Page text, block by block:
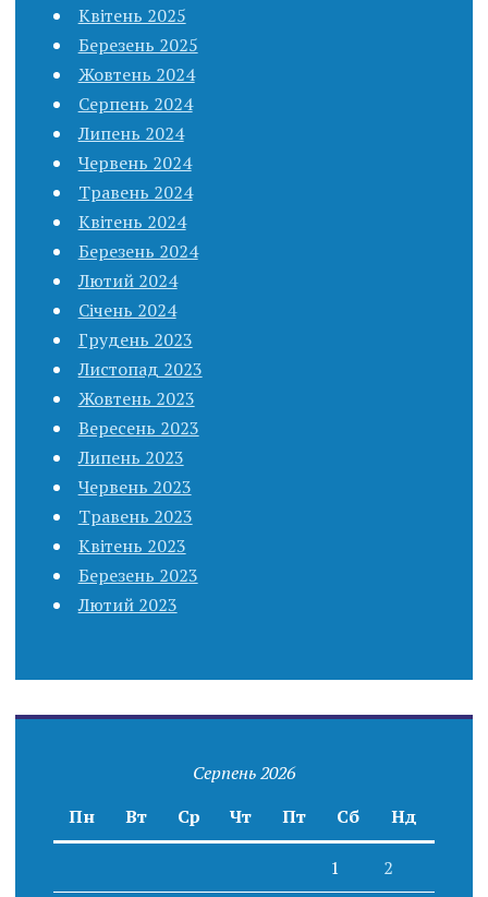
Квітень 2025
Березень 2025
Жовтень 2024
Серпень 2024
Липень 2024
Червень 2024
Травень 2024
Квітень 2024
Березень 2024
Лютий 2024
Січень 2024
Грудень 2023
Листопад 2023
Жовтень 2023
Вересень 2023
Липень 2023
Червень 2023
Травень 2023
Квітень 2023
Березень 2023
Лютий 2023
Серпень 2026
Пн
Вт Ср Чт Пт Сб Нд
1 2